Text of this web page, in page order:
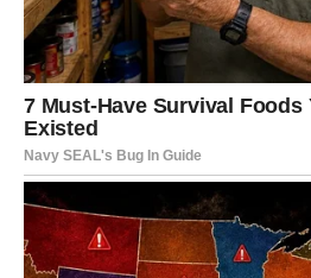
petka.
Poslije mnogo stresa dolazi
zadovoljstva.
Sudbina vam šalje lijepe
Pred vama su veoma nježni i